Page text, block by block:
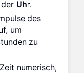
Uhr.
des
um
zu
numerisch,